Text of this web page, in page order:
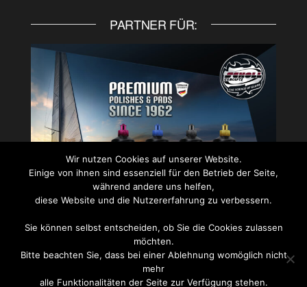
PARTNER FÜR:
PARTNER FÜR:
Wir nutzen Cookies auf unserer Website.
Einige von ihnen sind essenziell für den Betrieb der Seite,
während andere uns helfen,
diese Website und die Nutzererfahrung zu verbessern.
Sie können selbst entscheiden, ob Sie die Cookies zulassen
möchten.
Bitte beachten Sie, dass bei einer Ablehnung womöglich nicht
mehr
alle Funktionalitäten der Seite zur Verfügung stehen.